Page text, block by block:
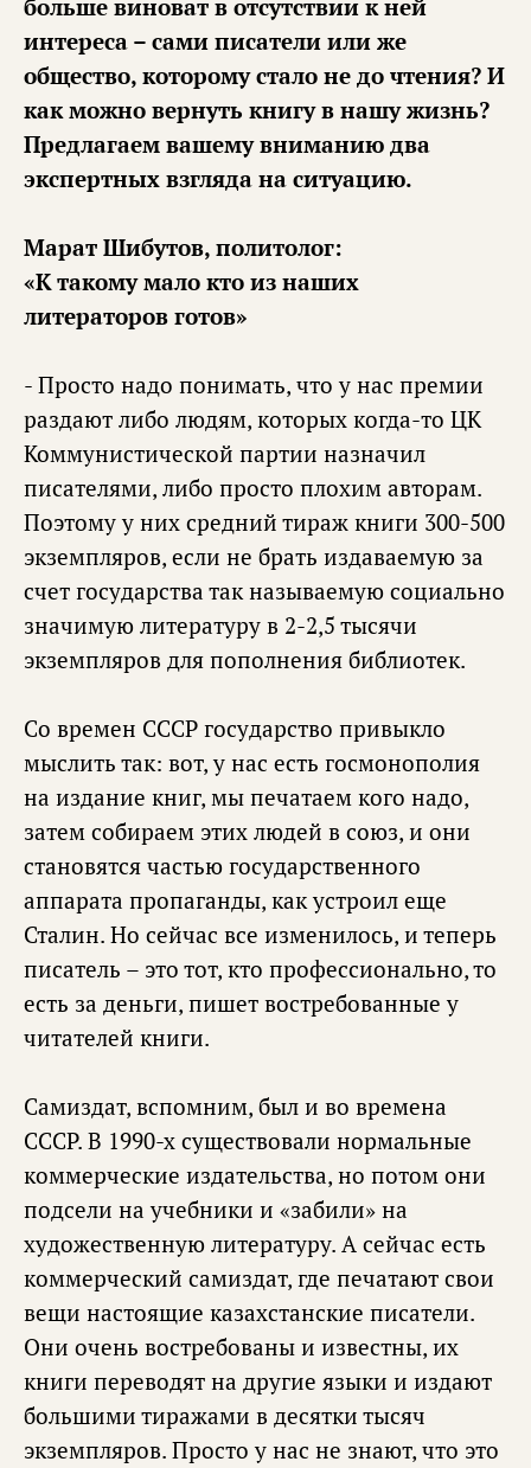
больше виноват в отсутствии к ней
интереса – сами писатели или же
общество, которому стало не до чтения? И
как можно вернуть книгу в нашу жизнь?
Предлагаем вашему вниманию два
экспертных взгляда на ситуацию.
Марат Шибутов, политолог:
«К такому мало кто из наших
литераторов готов»
- Просто надо понимать, что у нас премии
раздают либо людям, которых когда-то ЦК
Коммунистической партии назначил
писателями, либо просто плохим авторам.
Поэтому у них средний тираж книги 300-500
экземпляров, если не брать издаваемую за
счет государства так называемую социально
значимую литературу в 2-2,5 тысячи
экземпляров для пополнения библиотек.
Со времен СССР государство привыкло
мыслить так: вот, у нас есть госмонополия
на издание книг, мы печатаем кого надо,
затем собираем этих людей в союз, и они
становятся частью государственного
аппарата пропаганды, как устроил еще
Сталин. Но сейчас все изменилось, и теперь
писатель – это тот, кто профессионально, то
есть за деньги, пишет востребованные у
читателей книги.
Самиздат, вспомним, был и во времена
СССР. В 1990-х существовали нормальные
коммерческие издательства, но потом они
подсели на учебники и «забили» на
художественную литературу. А сейчас есть
коммерческий самиздат, где печатают свои
вещи настоящие казахстанские писатели.
Они очень востребованы и известны, их
книги переводят на другие языки и издают
большими тиражами в десятки тысяч
экземпляров. Просто у нас не знают, что это